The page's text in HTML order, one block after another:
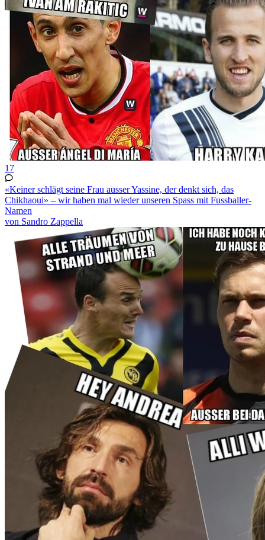
17
«Keiner schlägt seine Frau ausser Yassine, der denkt sich, das
Chikhaoui» – wir haben mal wieder unseren Spass mit Fussballer-
Namen
von Sandro Zappella